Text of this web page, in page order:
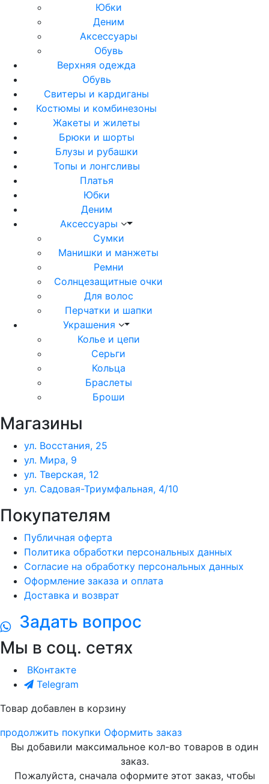
Юбки
Деним
Аксессуары
Обувь
Верхняя одежда
Обувь
Свитеры и кардиганы
Костюмы и комбинезоны
Жакеты и жилеты
Брюки и шорты
Блузы и рубашки
Топы и лонгсливы
Платья
Юбки
Деним
Аксессуары
Сумки
Манишки и манжеты
Ремни
Солнцезащитные очки
Для волос
Перчатки и шапки
Украшения
Колье и цепи
Серьги
Кольца
Браслеты
Броши
Магазины
ул. Восстания, 25
ул. Мира, 9
ул. Тверская, 12
ул. Садовая-Триумфальная, 4/10
Покупателям
Публичная оферта
Политика обработки персональных данных
Согласие на обработку персональных данных
Оформление заказа и оплата
Доставка и возврат
Задать вопрос
Мы в соц. сетях
ВКонтакте
Telegram
Товар добавлен в корзину
продолжить покупки Оформить заказ
Вы добавили максимальное кол-во товаров в один
заказ.
Пожалуйста, сначала оформите этот заказ, чтобы